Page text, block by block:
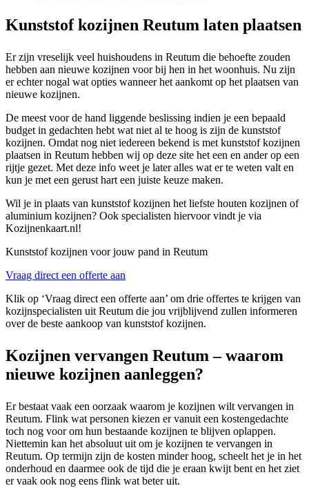
Kunststof kozijnen Reutum laten plaatsen
Er zijn vreselijk veel huishoudens in Reutum die behoefte zouden
hebben aan nieuwe kozijnen voor bij hen in het woonhuis. Nu zijn
er echter nogal wat opties wanneer het aankomt op het plaatsen van
nieuwe kozijnen.
De meest voor de hand liggende beslissing indien je een bepaald
budget in gedachten hebt wat niet al te hoog is zijn de kunststof
kozijnen. Omdat nog niet iedereen bekend is met kunststof kozijnen
plaatsen in Reutum hebben wij op deze site het een en ander op een
rijtje gezet. Met deze info weet je later alles wat er te weten valt en
kun je met een gerust hart een juiste keuze maken.
Wil je in plaats van kunststof kozijnen het liefste houten kozijnen of
aluminium kozijnen? Ook specialisten hiervoor vindt je via
Kozijnenkaart.nl!
Kunststof kozijnen voor jouw pand in Reutum
Vraag direct een offerte aan
Klik op ‘Vraag direct een offerte aan’ om drie offertes te krijgen van
kozijnspecialisten uit Reutum die jou vrijblijvend zullen informeren
over de beste aankoop van kunststof kozijnen.
Kozijnen vervangen Reutum – waarom
nieuwe kozijnen aanleggen?
Er bestaat vaak een oorzaak waarom je kozijnen wilt vervangen in
Reutum. Flink wat personen kiezen er vanuit een kostengedachte
toch nog voor om hun bestaande kozijnen te blijven oplappen.
Niettemin kan het absoluut uit om je kozijnen te vervangen in
Reutum. Op termijn zijn de kosten minder hoog, scheelt het je in het
onderhoud en daarmee ook de tijd die je eraan kwijt bent en het ziet
er vaak ook nog eens flink wat beter uit.